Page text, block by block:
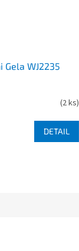
Gela WJ2235
(2 ks)
DETAIL